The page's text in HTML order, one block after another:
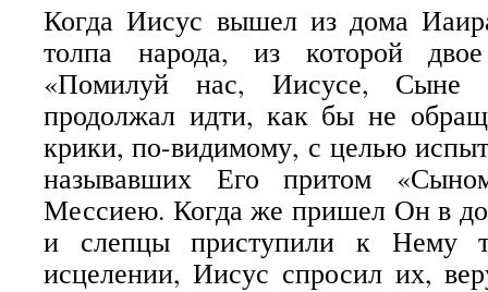
Когда Иисус вышел из дома
толпа народа, из которой
«Помилуй нас, Иисусе, Сыне
продолжал идти, как бы не
крики, по-видимому, с целью
называвших Его притом
Мессиею. Когда же пришел Он в
и слепцы приступили к Нему
исцелении, Иисус спросил их,